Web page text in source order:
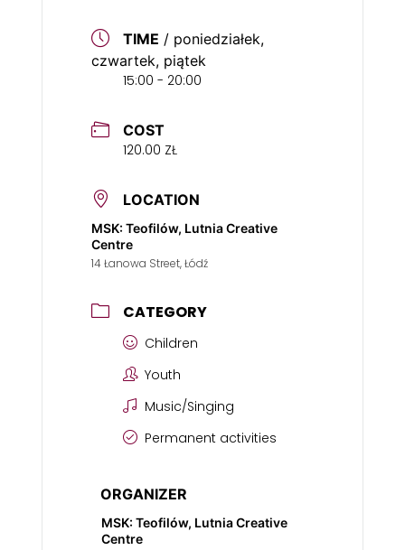
TIME / poniedziałek,
czwartek, piątek
15:00 - 20:00
COST
120.00 ZŁ
LOCATION
MSK: Teofilów, Lutnia Creative
Centre
14 Łanowa Street, Łódź
CATEGORY
Children
Youth
Music/Singing
Permanent activities
ORGANIZER
MSK: Teofilów, Lutnia Creative
Centre